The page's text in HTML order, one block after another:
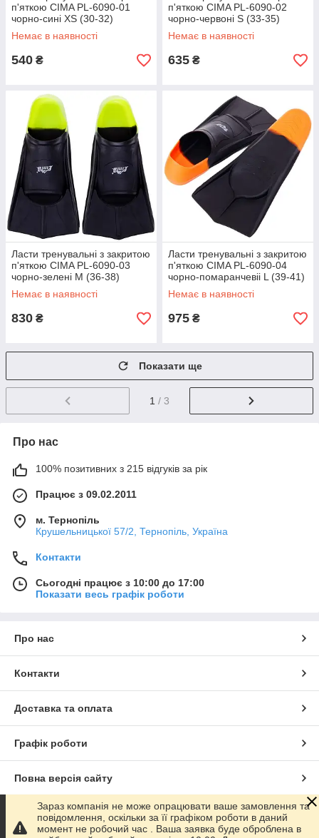
п'яткою CIMA PL-6090-01
чорно-сині XS (30-32)
Немає в наявності
540 ₴
п'яткою CIMA PL-6090-02
чорно-червоні S (33-35)
Немає в наявності
635 ₴
Ласти тренувальні з закритою
п'яткою CIMA PL-6090-03
чорно-зелені M (36-38)
Немає в наявності
830 ₴
Ласти тренувальні з закритою
п'яткою CIMA PL-6090-04
чорно-помаранчевіі L (39-41)
Немає в наявності
975 ₴
Показати ще
1 / 3
Про нас
100% позитивних з 215 відгуків за рік
Працює з 09.02.2011
м. Тернопіль
Крушельницької 57/2, Тернопіль, Україна
Контакти
Сьогодні працює з 10:00 до 17:00
Показати весь графік роботи
Про нас
Контакти
Доставка та оплата
Графік роботи
Повна версія сайту
Сайт створено на маркетплейсіProm.ua
Зараз компанія не може опрацювати ваше замовлення та
повідомлення, оскільки за її графіком роботи в даний
момент не робочий час . Ваша заявка буде оброблена в